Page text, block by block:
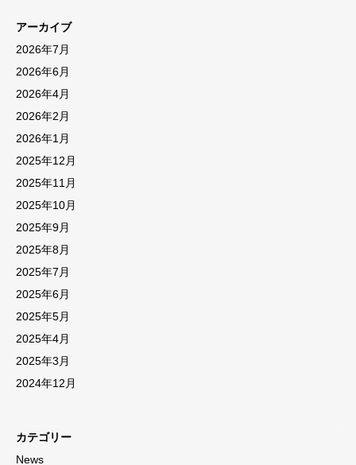
アーカイブ
2026年7月
2026年6月
2026年4月
2026年2月
2026年1月
2025年12月
2025年11月
2025年10月
2025年9月
2025年8月
2025年7月
2025年6月
2025年5月
2025年4月
2025年3月
2024年12月
カテゴリー
News